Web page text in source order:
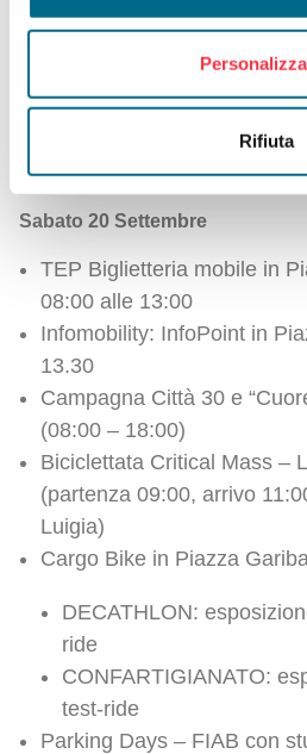
Personalizza
Rifiuta
Marconi e Polo
Università di Parma @
(Spoke 4 – Trasporto
Sabato 20 Settembre
TEP Biglietteria mobile in
08:00 alle 13:00
Infomobility: InfoPoint in
13.30
Campagna Città 30 e
(08:00 – 18:00)
Biciclettata Critical Mass –
(partenza 09:00, arrivo
Luigia)
Cargo Bike in Piazza
DECATHLON:
ride
CONFARTIGIANATO:
test-ride
Parking Days – FIAB con